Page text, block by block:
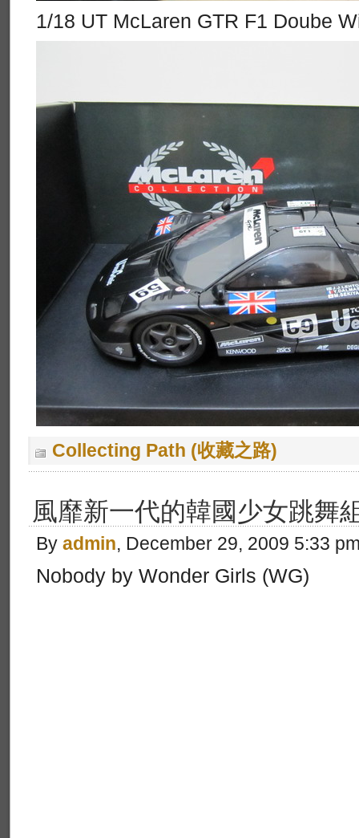
1/18 UT McLaren GTR F1 Doube
Collecting Path (收藏之路)
風靡新一代的韓國少女跳舞
By admin, December 29, 2009 5:33
Nobody by Wonder Girls (WG)